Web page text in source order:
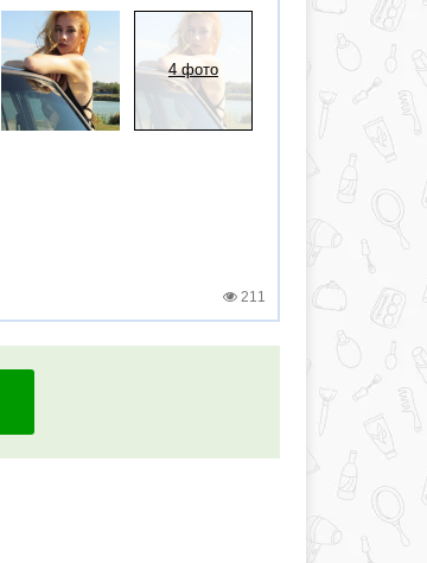
4 фото
211